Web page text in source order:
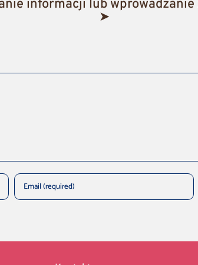
informacji lub wprowadzanie
➤